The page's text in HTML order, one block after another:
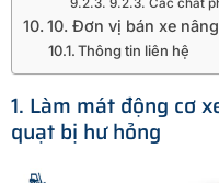
9.2.3. Các chất
10. Đơn vị bán xe
Thông tin liên hệ
1. Làm mát động cơ
quạt bị hư hỏng